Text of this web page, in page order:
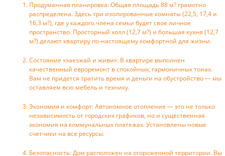
Продуманная планировка: Общая площадь 88 м? грамотно
распределена. Здесь три изолированные комнаты (22,5, 17,4 и
16,3 м?), где у каждого члена семьи будет свое личное
пространство. Просторный холл (12,7 м?) и большая кухня (12,7
м?) делают квартиру по-настоящему комфортной для жизни.
Состояние «заезжай и живи»: В квартире выполнен
качественный евроремонт в спокойных, гармоничных тонах.
Вам не придется тратить время и деньги на обустройство — мы
оставляем всю мебель и технику.
Экономия и комфорт: Автономное отопление — это не только
независимость от городских графиков, но и существенная
экономия на коммунальных платежах. Установлены новые
счетчики на все ресурсы.
Безопасность: Дом расположен на огороженной территории. Вы